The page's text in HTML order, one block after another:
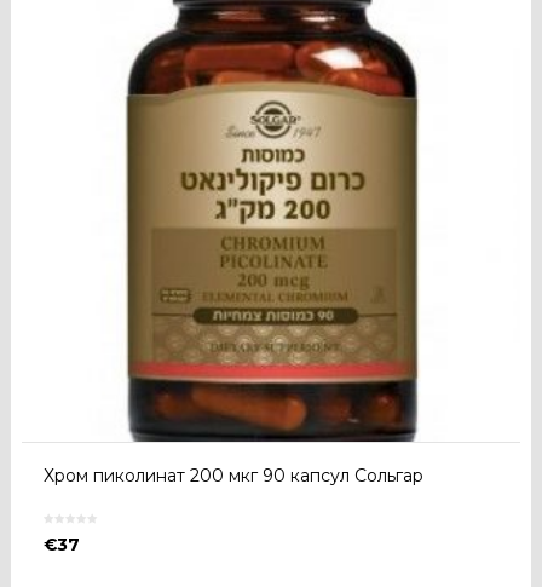
Хром пиколинат 200 мкг 90 капсул Сольгар
€37